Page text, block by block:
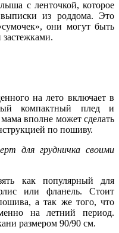
с ленточкой, которое
из роддома. Это
они могут быть
на лето включает в
компактный плед и
вполне может сделать
по пошиву.
для грудничка своими
как популярный для
или фланель. Стоит
а так же того, что
на летний период.
размером 90/90 см.